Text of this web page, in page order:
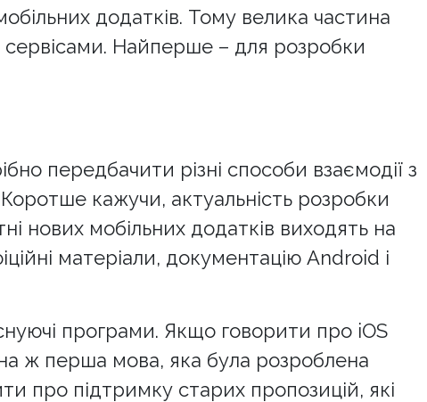
додатків. Тому велика частина
сервісами. Найперше – для розробки
передбачити різні способи взаємодії з
кажучи, актуальність розробки
нових мобільних додатків виходять на
матеріали, документацію Android і
програми. Якщо говорити про iOS
ж перша мова, яка була розроблена
про підтримку старих пропозицій, які